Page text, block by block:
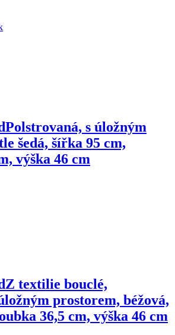
Polstrovaná, s úložným
šedá, šířka 95 cm,
výška 46 cm
Z textilie bouclé,
prostorem, béžová,
36,5 cm, výška 46 cm